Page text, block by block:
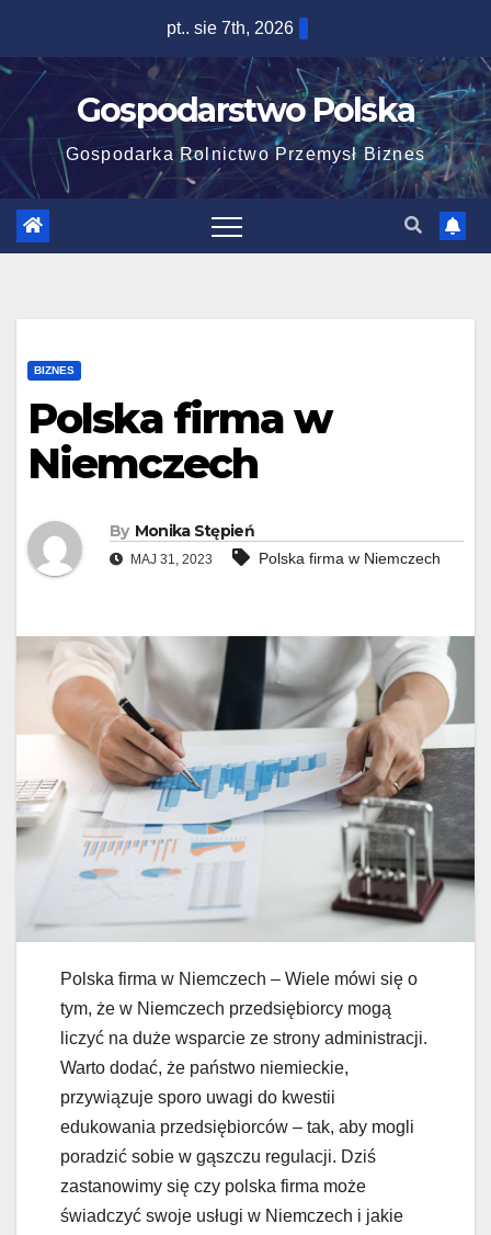
content
pt.. sie 7th, 2026
Gospodarstwo Polska
Gospodarka Rolnictwo Przemysł Biznes
BIZNES
Polska firma w
Niemczech
By Monika Stępień
MAJ 31, 2023 Polska firma w Niemczech
Polska firma w Niemczech – Wiele mówi się o
tym, że w Niemczech przedsiębiorcy mogą
liczyć na duże wsparcie ze strony administracji.
Warto dodać, że państwo niemieckie,
przywiązuje sporo uwagi do kwestii
edukowania przedsiębiorców – tak, aby mogli
poradzić sobie w gąszczu regulacji. Dziś
zastanowimy się czy polska firma może
świadczyć swoje usługi w Niemczech i jakie